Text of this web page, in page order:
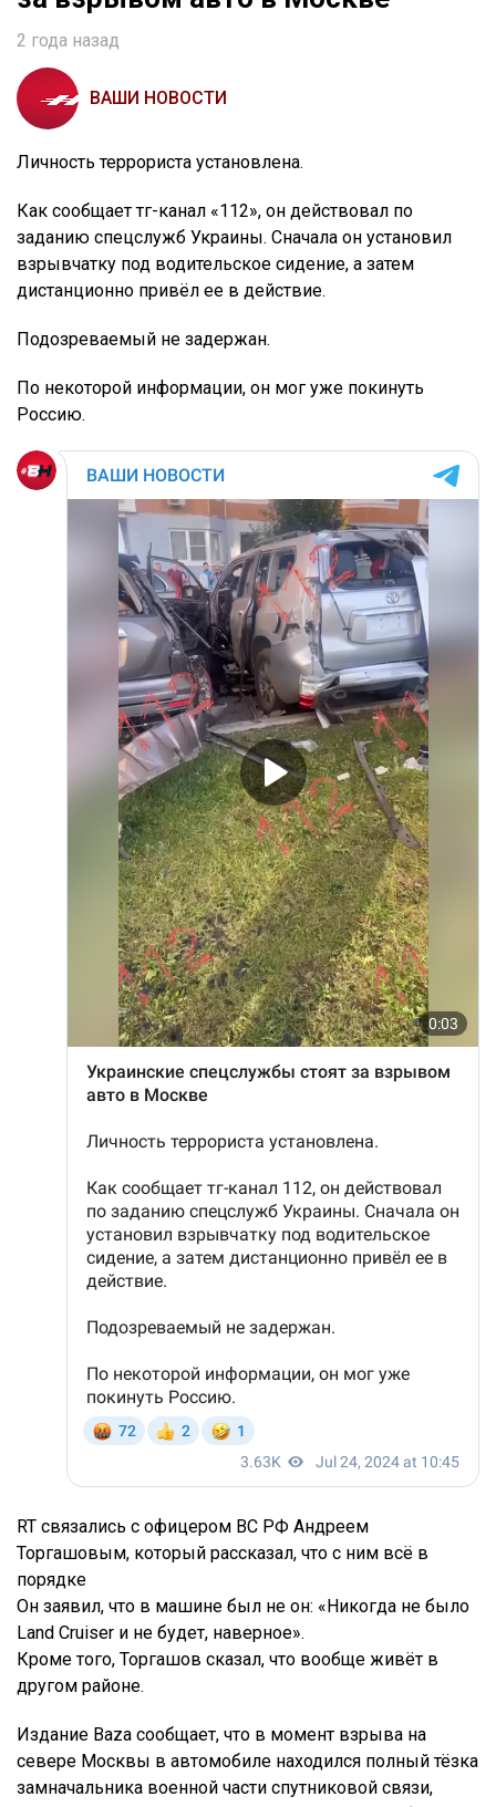
2 года назад
ВАШИ НОВОСТИ
Личность террориста установлена.
Как сообщает тг-канал «112», он действовал по
заданию спецслужб Украины. Сначала он установил
взрывчатку под водительское сидение, а затем
дистанционно привёл ее в действие.
Подозреваемый не задержан.
По некоторой информации, он мог уже покинуть
Россию.
RT связались с офицером ВС РФ Андреем
Торгашовым, который рассказал, что с ним всё в
порядке
Он заявил, что в машине был не он: «Никогда не было
Land Cruiser и не будет, наверное».
Кроме того, Торгашов сказал, что вообще живёт в
другом районе.
Издание Baza сообщает, что в момент взрыва на
севере Москвы в автомобиле находился полный тёзка
замначальника военной части спутниковой связи,